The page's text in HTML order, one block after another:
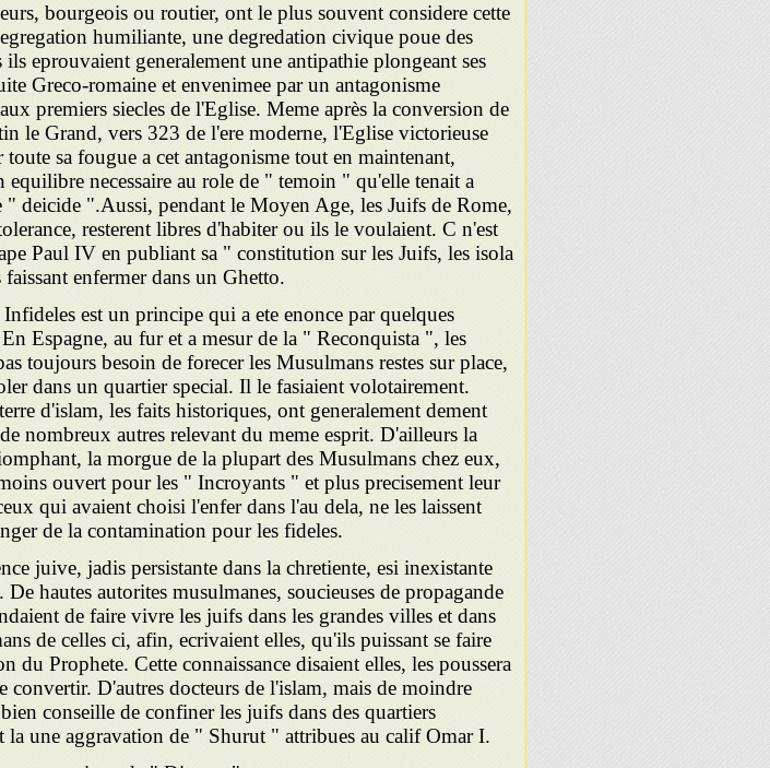
bourgeois ou routier, ont le plus souvent considere cette
humiliante, une degredation civique poue des
eprouvaient generalement une antipathie plongeant ses
Greco-romaine et envenimee par un antagonisme
premiers siecles de l'Eglise. Meme après la conversion de
le Grand, vers 323 de l'ere moderne, l'Eglise victorieuse
sa fougue a cet antagonisme tout en maintenant,
equilibre necessaire au role de " temoin " qu'elle tenait a
" deicide ".Aussi, pendant le Moyen Age, les Juifs de Rome,
resterent libres d'habiter ou ils le voulaient. C n'est
Paul IV en publiant sa " constitution sur les Juifs, les isola
enfermer dans un Ghetto.
est un principe qui a ete enonce par quelques
Espagne, au fur et a mesur de la " Reconquista ", les
toujours besoin de forecer les Musulmans restes sur place,
dans un quartier special. Il le fasiaient volotairement.
d'islam, les faits historiques, ont generalement dement
nombreux autres relevant du meme esprit. D'ailleurs la
la morgue de la plupart des Musulmans chez eux,
ouvert pour les " Incroyants " et plus precisement leur
qui avaient choisi l'enfer dans l'au dela, ne les laissent
de la contamination pour les fideles.
juive, jadis persistante dans la chretiente, esi inexistante
hautes autorites musulmanes, soucieuses de propagande
de faire vivre les juifs dans les grandes villes et dans
de celles ci, afin, ecrivaient elles, qu'ils puissant se faire
du Prophete. Cette connaissance disaient elles, les poussera
convertir. D'autres docteurs de l'islam, mais de moindre
conseille de confiner les juifs dans des quartiers
la une aggravation de " Shurut " attribues au calif Omar I.